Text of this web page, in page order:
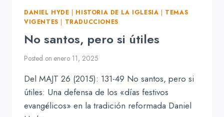
IGLESIAS
DANIEL HYDE HISTORIA DE LA IGLESIA
TEMAS
VIGENTES
TRADUCCIONES
No santos, pero si útiles
Posted on enero 11, 2025
Del MAJT 26 (2015): 131-49 No santos, pero si
útiles: Una defensa de los «días festivos
evangélicos» en la tradición reformada Daniel